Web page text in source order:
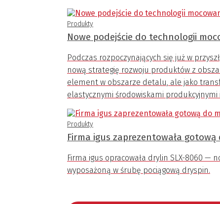
Produkty
Nowe podejście do technologii
Podczas rozpoczynających się już w
nową strategię rozwoju produktów z
element w obszarze detalu, ale jako
elastycznymi środowiskami
Produkty
Firma igus zaprezentowała
Firma igus opracowała drylin SLX-8060
wyposażoną w śrubę pociągową dryspin.